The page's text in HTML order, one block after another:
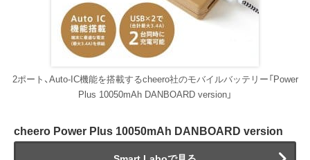
2ポート、Auto-IC機能を搭載するcheero社のモバイルバッテリー「Power
Plus 10050mAh DANBOARD version」
cheero Power Plus 10050mAh DANBOARD version